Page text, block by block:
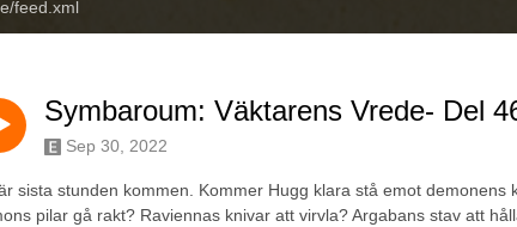
feed.xml
Symbaroum: Väktarens Vrede- Del
Sep 30, 2022
sista stunden kommen. Kommer Hugg klara stå emot demonens
pilar gå rakt? Raviennas knivar att virvla? Argabans stav att